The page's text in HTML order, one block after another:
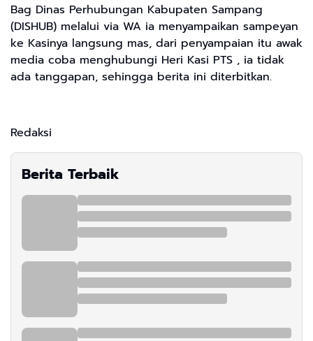
Bag Dinas Perhubungan Kabupaten Sampang
(DISHUB) melalui via WA ia menyampaikan sampeyan
ke Kasinya langsung mas, dari penyampaian itu awak
media coba menghubungi Heri Kasi PTS , ia tidak
ada tanggapan, sehingga berita ini diterbitkan.
Redaksi
Berita Terbaik